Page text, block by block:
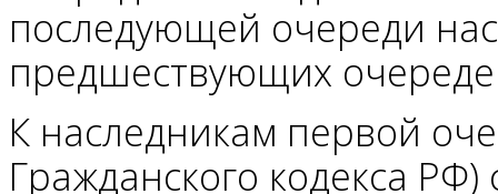
последующей очереди
предшествующих
К наследникам первой
Гражданского кодекса